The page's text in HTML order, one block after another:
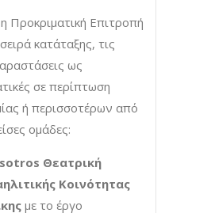
Προκριματική Επιτροπή
κατάταξης, τις
ως
σε περίπτωση
ή περισσοτέρων από
ομάδες:
Θεατρική
Κοινότητας
με το έργο